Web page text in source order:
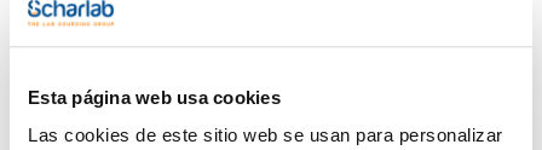
Esta página web usa cookies
Las cookies de este sitio web se usan para personalizar
Esta solución patrón es trazable a Material de Referencia